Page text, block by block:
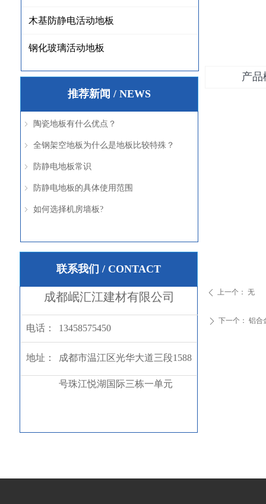
木基防静电活动地板
钢化玻璃活动地板
推荐新闻 / NEWS
联系我们 / CONTACT
电话： 13458575450
地址： 成都市温江区光华大道三段1588
号珠江悦湖国际三栋一单元
ꁇ 陶瓷地板有什么优点？
ꁇ 全钢架空地板为什么是地板比较特殊？
ꁇ 防静电地板常识
ꁇ 防静电地板的具体使用范围
ꁇ 如何选择机房墙板?
成都岷汇江建材有限公司 ꄴ 上一个： 无
产品
ꄲ 下一个： 铝合